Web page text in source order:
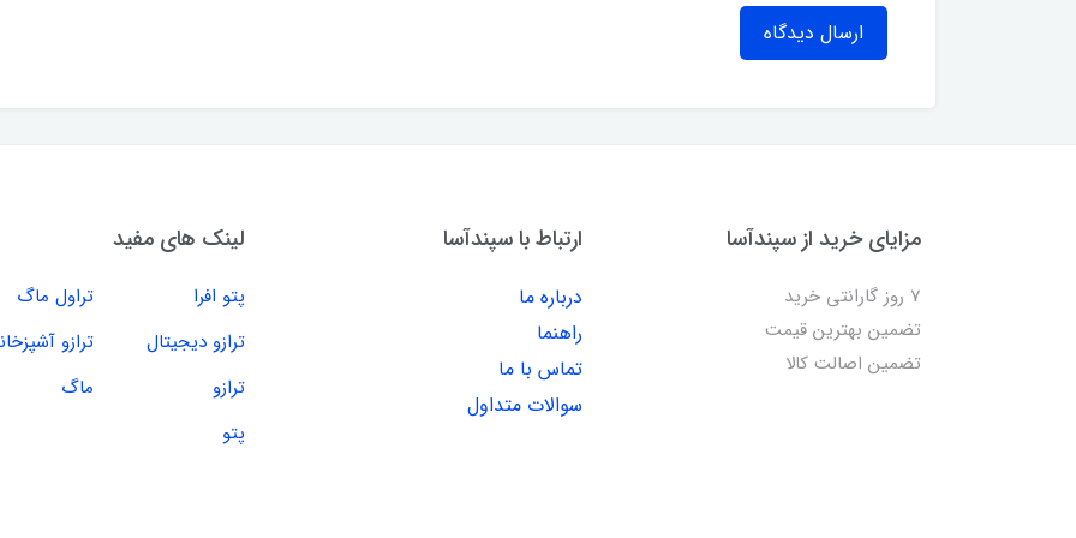
ارسال دیدگاه
مزایای خرید از سپندآسا
7 روز گارانتی خرید
تضمین بهترین قیمت
تضمین اصالت کالا
ارتباط با سپندآسا
درباره ما
راهنما
تماس با ما
سوالات متداول
لینک های مفید
پتو افرا
تراول ماگ
ترازو دیجیتال
ترازو
ترازو
ماگ
پتو